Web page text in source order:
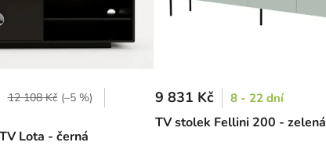
Lota - černá
12 108 Kč (–5 %)
TV stolek Fellini 200 - zelená
9 831 Kč 8 - 22 dní